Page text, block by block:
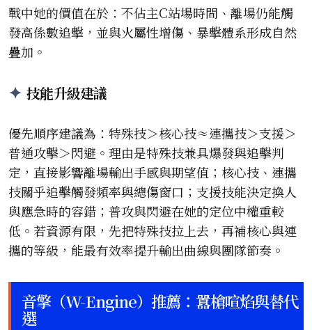
戰中她的價值在於：不佔主C站場時間、離場仍能觸
發高係數追擊，並與火屬性增傷、暴擊體系形成自然
疊加。
技能升級建議
優先順序建議為：特殊技＞核心技≈連攜技＞支援＞
普通攻擊＞閃避。理由是特殊技兼具爆發與追擊判
定，直接影響離場輸出手感與期望值；核心技、連攜
技關乎追擊觸發頻率與總傷窗口；支援技能決定換人
與應急時的容錯；普攻與閃避在她的定位中權重較
低。若資源有限，先把特殊技拉上去，再補核心與連
攜的等級，能最有效率提升輸出曲線與團隊節奏。
音擎（W-Engine）推薦：囂槍喧焰與替代
選